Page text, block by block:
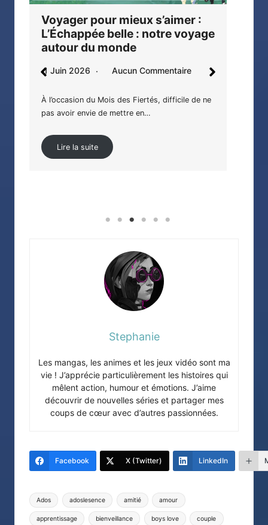
mieux s’aimer :
belle : notre voyage
monde
Aucun Commentaire
Mois des Fiertés, difficile de ne
de mettre en…
BJ Alex – Édition
entre chimères et
vous sachiez qu’elle est
Stephanie
Les mangas, les animes et les jeux vidéo sont ma
vie ! J’apprécie particulièrement les histoires qui
mêlent action, humour et émotions. J’aime
découvrir de nouvelles séries et partager mes
coups de cœur avec d’autres passionnées.
Facebook X (Twitter) LinkedIn
Tags:
Ados adoslesence amitié amour
apprentissage bienveillance boys love couple